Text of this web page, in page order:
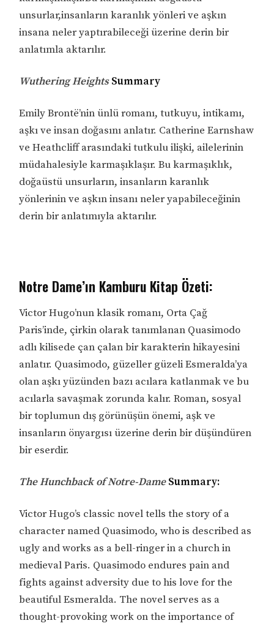
unsurlar,insanların karanlık yönleri ve aşkın
insana neler yaptırabileceği üzerine derin bir
anlatımla aktarılır.
Wuthering HeightsSummary
Emily Brontë’nin ünlü romanı, tutkuyu, intikamı,
aşkı ve insan doğasını anlatır. Catherine Earnshaw
ve Heathcliff arasındaki tutkulu ilişki, ailelerinin
müdahalesiyle karmaşıklaşır. Bu karmaşıklık,
doğaüstü unsurların, insanların karanlık
yönlerinin ve aşkın insanı neler yapabileceğinin
derin bir anlatımıyla aktarılır.
Notre Dame’ın Kamburu Kitap Özeti:
Victor Hugo’nun klasik romanı, Orta Çağ
Paris’inde, çirkin olarak tanımlanan Quasimodo
adlı kilisede çan çalan bir karakterin hikayesini
anlatır. Quasimodo, güzeller güzeli Esmeralda’ya
olan aşkı yüzünden bazı acılara katlanmak ve bu
acılarla savaşmak zorunda kalır. Roman, sosyal
bir toplumun dış görünüşün önemi, aşk ve
insanların önyargısı üzerine derin bir düşündüren
bir eserdir.
The Hunchback of Notre-DameSummary:
Victor Hugo’s classic novel tells the story of a
character named Quasimodo, who is described as
ugly and works as a bell-ringer in a church in
medieval Paris. Quasimodo endures pain and
fights against adversity due to his love for the
beautiful Esmeralda. The novel serves as a
thought-provoking work on the importance of